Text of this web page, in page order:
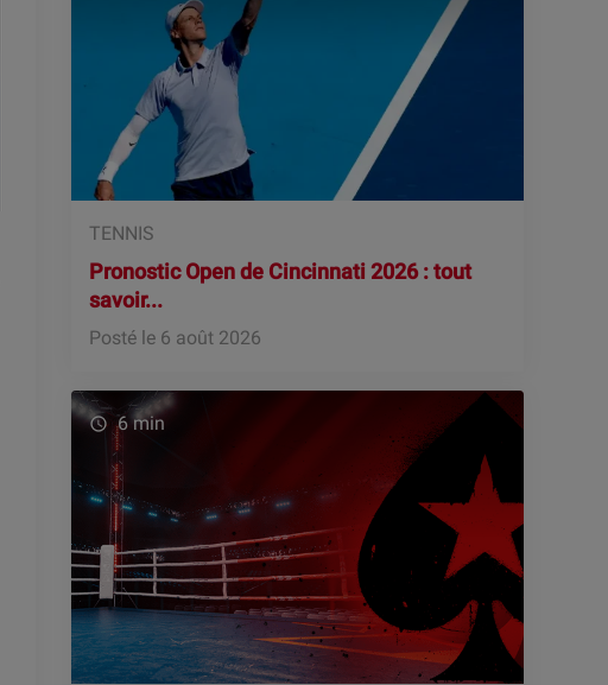
TENNIS
Pronostic Open de Cincinnati 2026 : tout
savoir...
Posté le 6 août 2026
watch_later 6 min